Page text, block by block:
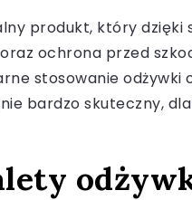
produkt, który dzięki
ochrona przed
stosowanie
bardzo skuteczny,